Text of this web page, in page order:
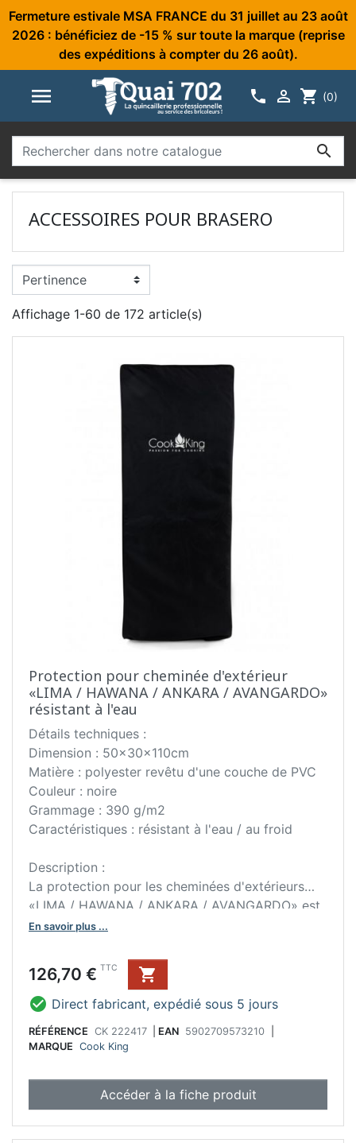
Fermeture estivale MSA FRANCE du 31 juillet au 23 août
2026 : bénéficiez de -15 % sur toute la marque (reprise
des expéditions à compter du 26 août).
   shopping_cart (0)

ACCESSOIRES POUR BRASERO
Affichage 1-60 de 172 article(s)
Protection pour cheminée d'extérieur
«LIMA / HAWANA / ANKARA / AVANGARDO»
résistant à l'eau
Détails techniques :
Dimension : 50x30x110cm
Matière : polyester revêtu d'une couche de PVC
Couleur : noire
Grammage : 390 g/m2
Caractéristiques : résistant à l'eau / au froid
Description :
La protection pour les cheminées d'extérieurs
«LIMA / HAWANA / ANKARA / AVANGARDO» est
résistant à l'eau et sert de protection contre les
un accessoire extrêmement pratique, il permettra
de garder les qualités d'usage et assurera une
durée de vie pérenne de la cheminée. Le
couche de PVC, il est donc résistant à l'eau et au
déplacement de la cheminée à un endroit sec
lors des journées pluvieuses ou hivernales.
En savoir plus ...
Prix
126,70 € TTC

 Direct fabricant, expédié sous 5 jours
RÉFÉRENCE CK 222417 EAN 5902709573210
MARQUE Cook King
Accéder à la fiche produit